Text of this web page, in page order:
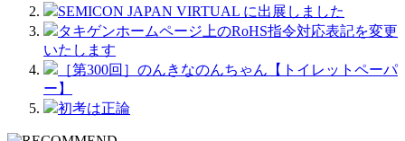
SEMICON JAPAN VIRTUAL に出展しました
タキゲンホームページ上のRoHS指令対応表記を変更
いたします
［第300回］のんきなのんちゃん【トイレットペーパ
ー】
初考は正論